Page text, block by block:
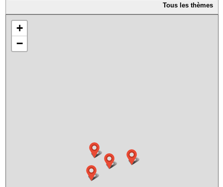
Tous les thèmes
+
−